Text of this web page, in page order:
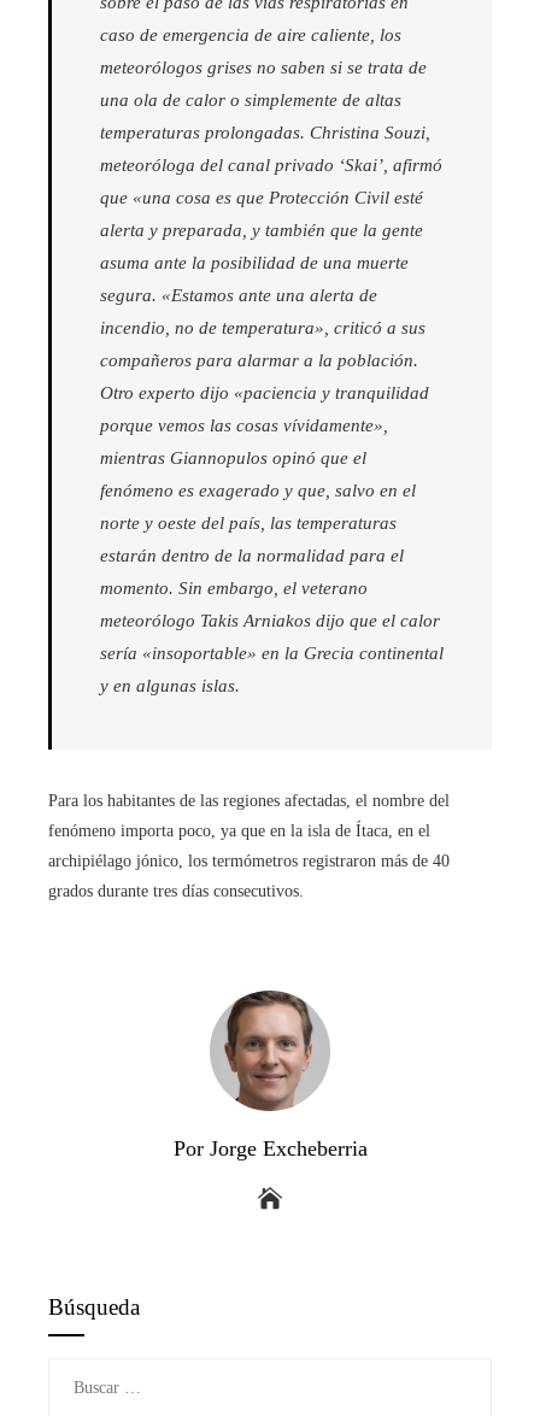
caso de emergencia de aire caliente, los
meteorólogos grises no saben si se trata de
una ola de calor o simplemente de altas
temperaturas prolongadas. Christina Souzi,
meteoróloga del canal privado ‘Skai’, afirmó
que «una cosa es que Protección Civil esté
alerta y preparada, y también que la gente
asuma ante la posibilidad de una muerte
segura. «Estamos ante una alerta de
incendio, no de temperatura», criticó a sus
compañeros para alarmar a la población.
Otro experto dijo «paciencia y tranquilidad
porque vemos las cosas vívidamente»,
mientras Giannopulos opinó que el
fenómeno es exagerado y que, salvo en el
norte y oeste del país, las temperaturas
estarán dentro de la normalidad para el
momento. Sin embargo, el veterano
meteorólogo Takis Arniakos dijo que el calor
sería «insoportable» en la Grecia continental
y en algunas islas.
Para los habitantes de las regiones afectadas, el nombre del
fenómeno importa poco, ya que en la isla de Ítaca, en el
archipiélago jónico, los termómetros registraron más de 40
grados durante tres días consecutivos.
Por Jorge Excheberria
Búsqueda